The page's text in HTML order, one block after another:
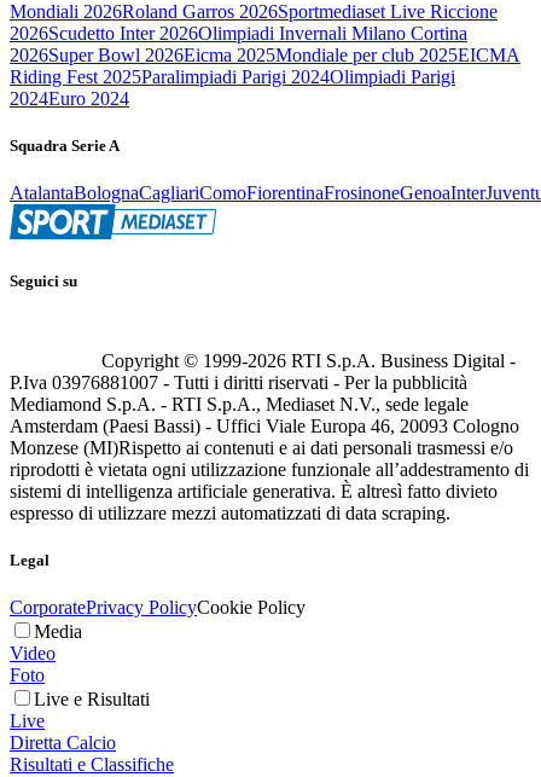
Mondiali 2026Roland Garros 2026Sportmediaset Live Riccione
2026Scudetto Inter 2026Olimpiadi Invernali Milano Cortina
2026Super Bowl 2026Eicma 2025Mondiale per club 2025EICMA
Riding Fest 2025Paralimpiadi Parigi 2024Olimpiadi Parigi
2024Euro 2024
Squadra Serie A
AtalantaBolognaCagliariComoFiorentinaFrosinoneGenoaInter
Seguici su
Copyright © 1999-2026 RTI S.p.A. Business Digital -
P.Iva 03976881007 - Tutti i diritti riservati - Per la pubblicità
Mediamond S.p.A. - RTI S.p.A., Mediaset N.V., sede legale
Amsterdam (Paesi Bassi) - Uffici Viale Europa 46, 20093 Cologno
Monzese (MI)Rispetto ai contenuti e ai dati personali trasmessi e/o
riprodotti è vietata ogni utilizzazione funzionale all’addestramento di
sistemi di intelligenza artificiale generativa. È altresì fatto divieto
espresso di utilizzare mezzi automatizzati di data scraping.
Legal
CorporatePrivacy PolicyCookie Policy
Media
Video
Foto
Live e Risultati
Live
Diretta Calcio
Risultati e Classifiche